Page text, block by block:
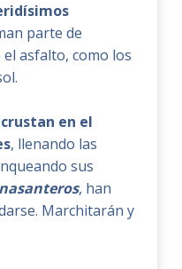
parte de
asfalto, como los
en el
, llenando las
sus
, han
Marchitarán y